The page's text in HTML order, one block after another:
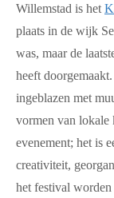
Willemstad is het
plaats in de wijk
was, maar de
heeft
ingeblazen met
vormen van lokale
evenement; het is
creativiteit,
het festival worden